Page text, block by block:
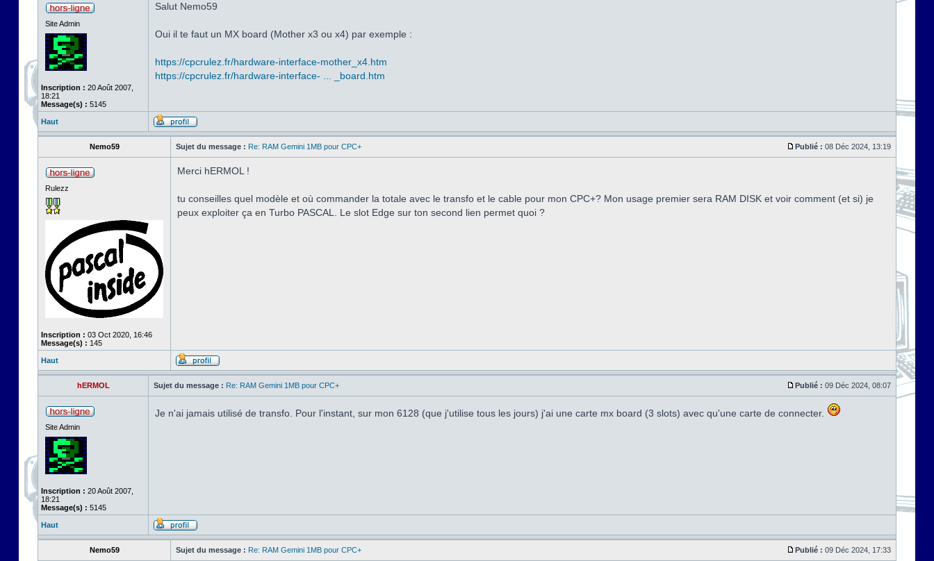
Site Admin
Inscription : 20 Août 2007,
18:21
Message(s) : 5145
Salut Nemo59
Oui il te faut un MX board (Mother x3 ou x4) par exemple :
https://cpcrulez.fr/hardware-interface-mother_x4.htm
https://cpcrulez.fr/hardware-interface- ... _board.htm
Haut
Nemo59 Sujet du message : Re: RAM Gemini 1MB pour CPC+ Publié : 08 Déc 2024, 13:19
Rulezz
Inscription : 03 Oct 2020, 16:46
Message(s) : 145
Merci hERMOL !
tu conseilles quel modèle et où commander la totale avec le transfo et le cable pour mon CPC+? Mon usage premier sera RAM DISK et voir comment (et si) je
peux exploiter ça en Turbo PASCAL. Le slot Edge sur ton second lien permet quoi ?
Haut
hERMOL Sujet du message : Re: RAM Gemini 1MB pour CPC+ Publié : 09 Déc 2024, 08:07
Site Admin
Inscription : 20 Août 2007,
18:21
Message(s) : 5145
Je n'ai jamais utilisé de transfo. Pour l'instant, sur mon 6128 (que j'utilise tous les jours) j'ai une carte mx board (3 slots) avec qu'une carte de connecter.
Haut
Nemo59 Sujet du message : Re: RAM Gemini 1MB pour CPC+ Publié : 09 Déc 2024, 17:33